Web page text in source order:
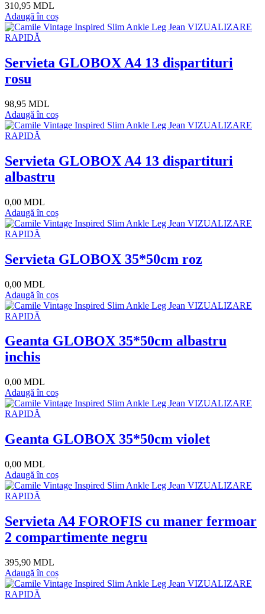
310,95 MDL
Adaugă în coș
VIZUALIZARE
RAPIDĂ
Servieta GLOBOX A4 13 dispartituri
rosu
98,95 MDL
Adaugă în coș
VIZUALIZARE
RAPIDĂ
Servieta GLOBOX A4 13 dispartituri
albastru
0,00 MDL
Adaugă în coș
VIZUALIZARE
RAPIDĂ
Servieta GLOBOX 35*50cm roz
0,00 MDL
Adaugă în coș
VIZUALIZARE
RAPIDĂ
Geanta GLOBOX 35*50cm albastru
inchis
0,00 MDL
Adaugă în coș
VIZUALIZARE
RAPIDĂ
Geanta GLOBOX 35*50cm violet
0,00 MDL
Adaugă în coș
VIZUALIZARE
RAPIDĂ
Servieta A4 FOROFIS cu maner fermoar
2 compartimente negru
395,90 MDL
Adaugă în coș
VIZUALIZARE
RAPIDĂ